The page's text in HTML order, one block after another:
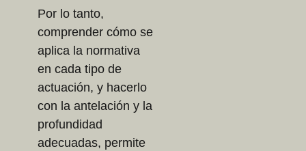
Por lo tanto,
comprender cómo se
aplica la normativa
en cada tipo de
actuación, y hacerlo
con la antelación y la
profundidad
adecuadas, permite